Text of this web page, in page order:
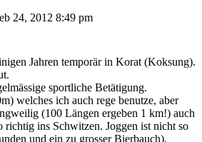
24, 2012 8:49 pm
Jahren temporär in Korat (Koksung).
sportliche Betätigung.
welches ich auch rege benutze, aber
(100 Längen ergeben 1 km!) auch
richtig ins Schwitzen. Joggen ist nicht so
und ein zu grosser Bierbauch).